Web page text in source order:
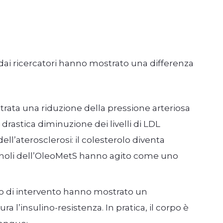
ricercatori hanno mostrato una differenza
una riduzione della pressione arteriosa
diminuzione dei livelli di LDL
il colesterolo diventa
dell’OleoMetS hanno agito come uno
di intervento hanno mostrato un
l’insulino-resistenza. In pratica, il corpo è